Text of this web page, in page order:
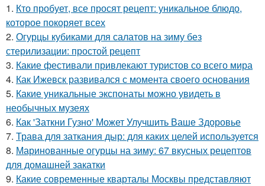
1. Кто пробует, все просят рецепт: уникальное блюдо,
которое покоряет всех
2. Огурцы кубиками для салатов на зиму без
стерилизации: простой рецепт
3. Какие фестивали привлекают туристов со всего мира
4. Как Ижевск развивался с момента своего основания
5. Какие уникальные экспонаты можно увидеть в
необычных музеях
6. Как 'Заткни Гузно' Может Улучшить Ваше Здоровье
7. Трава для заткания дыр: для каких целей используется
8. Маринованные огурцы на зиму: 67 вкусных рецептов
для домашней закатки
9. Какие современные кварталы Москвы представляют